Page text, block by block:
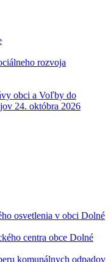
rozvoja
obci a Voľby do
24. októbra 2026
osvetlenia v obci Dolné
centra obce Dolné
komunálnych odpadov